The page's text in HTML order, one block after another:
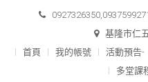
content
基隆市仁
首頁
我的帳號 活動預告-
多堂課